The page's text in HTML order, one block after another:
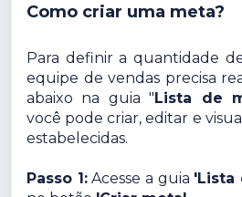
Como criar uma meta?
Para definir a quantidade
equipe de vendas precisa
abaixo na guia "Lista de
você pode criar, editar e
estabelecidas.
Passo 1:Acesse a guia 'Lista